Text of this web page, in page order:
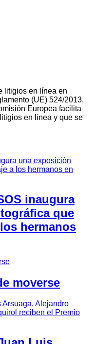
litigios en línea en
(UE) 524/2013,
Europea facilita
en línea y que se
inaugura
que
hermanos
moverse